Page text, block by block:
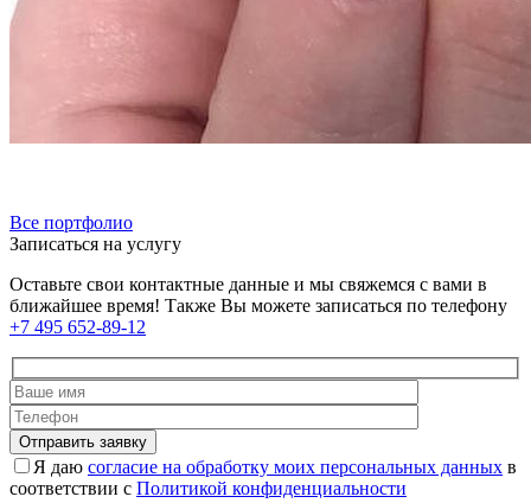
Все портфолио
Записаться на услугу
Оставьте свои контактные данные и мы свяжемся с вами в
ближайшее время! Также Вы можете записаться по телефону
+7 495 652-89-12
Я даю согласие на обработку моих персональных данных в
соответствии с Политикой конфиденциальности